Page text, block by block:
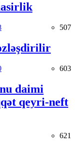
507
603
daimi
qeyri-neft
621